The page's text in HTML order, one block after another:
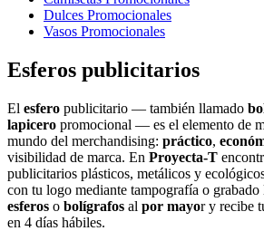
Dulces Promocionales
Vasos Promocionales
Esferos publicitarios
El esfero publicitario — también llamado
lapicero promocional — es el elemento de
mundo del merchandising: práctico,
visibilidad de marca. En Proyecta-T
publicitarios plásticos, metálicos y
con tu logo mediante tampografía o grabado
esferos o bolígrafos al por mayor y recibe
en 4 días hábiles.